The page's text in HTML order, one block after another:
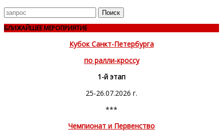
Поиск
для
БЛИЖАЙШЕЕ МЕРОПРИЯТИЕ
Кубок Санкт-Петербурга
по ралли-кроссу
1-й этап
25-26.07.2026 г.
***
Чемпионат и Первенство